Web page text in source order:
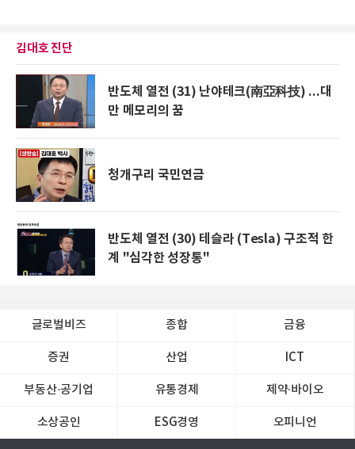
김대호 진단
반도체 열전 (31) 난야테크(南亞科技) ...대
만 메모리의 꿈
청개구리 국민연금
반도체 열전 (30) 테슬라 (Tesla) 구조적 한
계 "심각한 성장통"
글로벌비즈 종합 금융
증권 산업 ICT
부동산·공기업 유통경제 제약∙바이오
소상공인 ESG경영 오피니언